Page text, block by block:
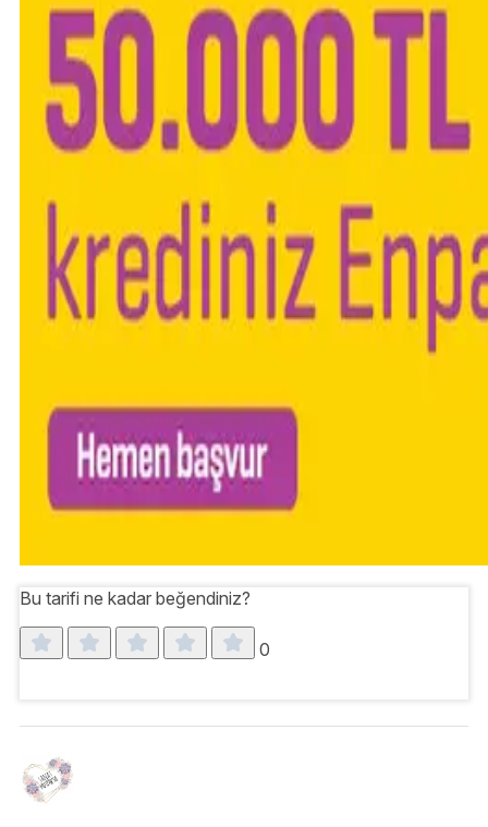
Bu tarifi ne kadar beğendiniz?
0